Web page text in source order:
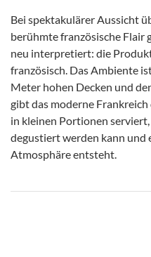
Bei spektakulärer Aussicht
berühmte französische Flair
neu interpretiert: die
französisch. Das Ambiente
Meter hohen Decken und
gibt das moderne Frankreich
in kleinen Portionen
degustiert werden kann und
Atmosphäre entsteht.